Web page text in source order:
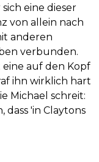
eine dieser
von allein nach
anderen
verbunden.
eine auf den Kopf
ihn wirklich hart
Michael schreit:
dass 'in Claytons